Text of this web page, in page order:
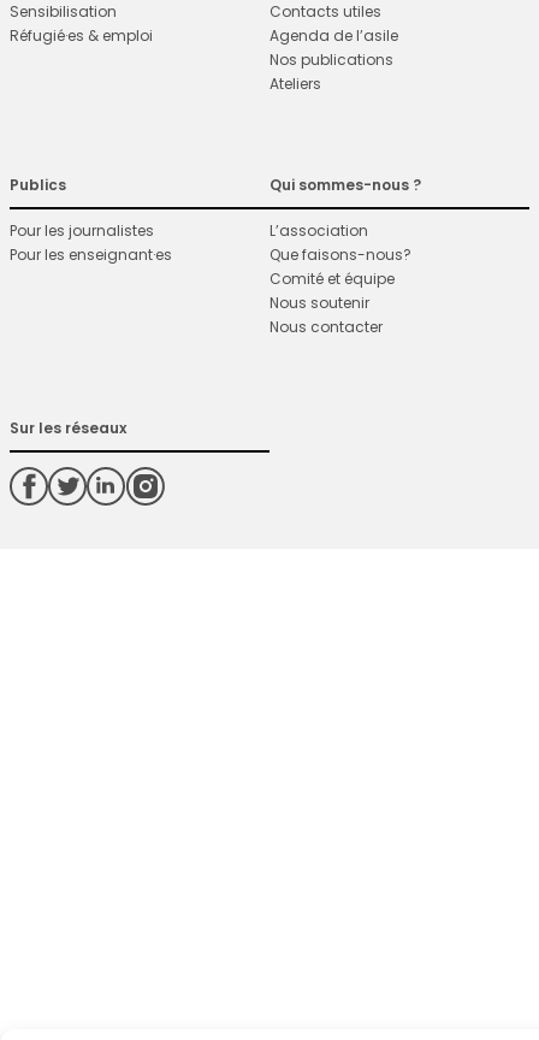
Sensibilisation
Réfugié·es & emploi
Contacts utiles
Agenda de l’asile
Nos publications
Ateliers
Publics
Pour les journalistes
Pour les enseignant·es
Qui sommes-nous ?
L’association
Que faisons-nous?
Comité et équipe
Nous soutenir
Nous contacter
Sur les réseaux